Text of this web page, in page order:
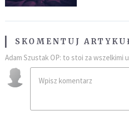
SKOMENTUJ
Adam Szustak OP: to stoi za wszelkimi